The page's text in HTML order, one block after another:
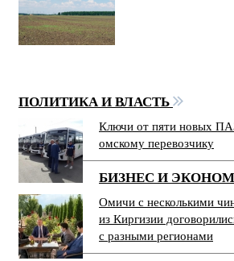
ПОЛИТИКА И ВЛАСТЬ
Ключи от пяти новых
омскому перевозчику
БИЗНЕС И
Омичи с несколькими
из Киргизии
с разными регионами